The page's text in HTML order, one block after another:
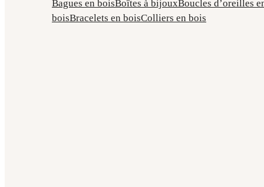
Bagues en boisBoîtes à bijouxBoucles d’oreilles
boisBracelets en boisColliers en bois